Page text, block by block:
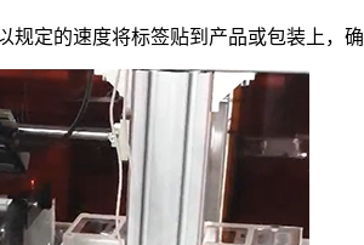
定的速度将标签贴到产品或包装上，确